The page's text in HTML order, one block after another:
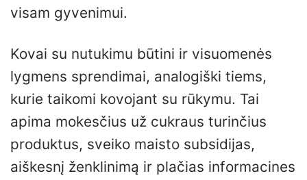
visam gyvenimui.
Kovai su nutukimu būtini ir visuomenės
lygmens sprendimai, analogiški tiems,
kurie taikomi kovojant su rūkymu. Tai
apima mokesčius už cukraus turinčius
produktus, sveiko maisto subsidijas,
aiškesnį ženklinimą ir plačias informacines